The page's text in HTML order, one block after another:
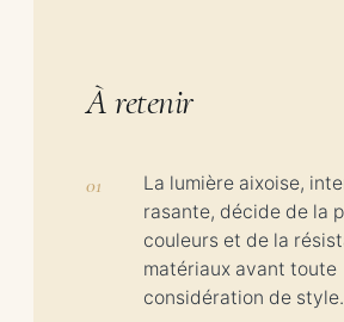
À retenir
La lumière aixoise,
rasante, décide de la
couleurs et de la
matériaux avant toute
considération de style.